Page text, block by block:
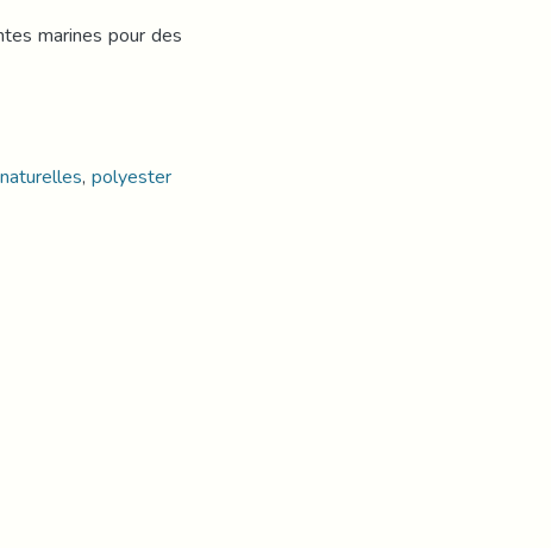
marines pour des
,polyester